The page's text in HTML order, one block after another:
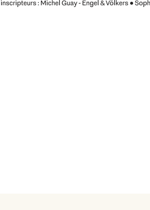
: Michel Guay - Engel & Völkers ●